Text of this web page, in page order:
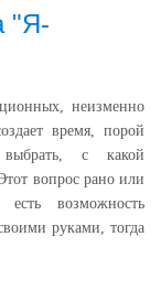
"Я-
неизменно
время, порой
с какой
вопрос рано или
возможность
руками, тогда